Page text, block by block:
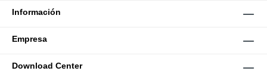
Información
Empresa
Download Center